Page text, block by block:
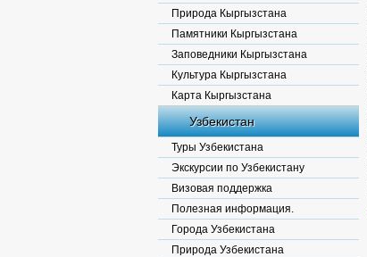
Природа Кыргызстана
Памятники Кыргызстана
Заповедники Кыргызстана
Культура Кыргызстана
Карта Кыргызстана
Узбекистан
Туры Узбекистана
Экскурсии по Узбекистану
Визовая поддержка
Полезная информация.
Города Узбекистана
Природа Узбекистана